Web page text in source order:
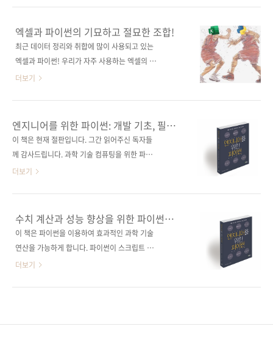
프로세스와 코드 품질 관리에까지 신경을 쓰기
되지 않아 소프트웨어 공학 지식을 갖추기가 어
렵습니다. 배우면 좋다는 건 알지만 업무 특성상
빠른 프로토타이핑이 요구되는 일도 많아, 배울
엄두 자체를 내지 못하는 거..
나다순)교보문고 / 구글북스 / 리디북스 / 알라
딘 / 예스이십사 출판사 제이펍저작권사 电子工
业出版社원서명 对比Excel，轻松学习
자명 장쥔홍역자명 이춘혁출판일 2021년 6월
17일페이지 328쪽시리즈 (없음)판 형 크라운판
24,000원ISBN 979-11-91600-11-7 (93000)
키워드 엑셀 / 파이썬 / 데이터 / 데이터 분석 /
데이터..
엑셀과 파이썬의 기묘하고 절묘한 조합!
최근 데이터 정리와 취합에 많이 사용되고 있는
엑셀과 파이썬! 우리가 자주 사용하는 엑셀의 데
이터 분석 기능을 파이썬으로도 구현할 수 있음
분석 업무를 할 수 있답니다. 오늘 소개하는 책에
서 그 놀라운 비법들을 확인해 보시기 바랍니다.
최강 크로스!! 현지에서 여러 우수 도서상과 독
한 최고의 한 권! (* 중국 현지 기준) 엑셀과 파이
썬의 비교를 통해 데이터 분석을 한결 쉽게 접근
일반적인 데이터 분석 프로세스를 중심으로 설
명합니다! 왜 엑셀과 파이썬을 비교하며 공부해
야 할까요? 하나만 가지고 할 때보다 훨씬 정밀
한 데이터..
더보기
엔지니어를 위한 파이썬: 개발 기초, 필수
라이브러리, 그리고 고속화
이 책은 현재 절판입니다. 그간 읽어주신 독자들
께 감사드립니다. 과학 기술 컴퓨팅을 위한 파이
썬 프로그래밍!연구와 개발을 위한 기본 문법과
のPython入門 ――開発基礎、必須ライブ
ラリ、高速化(원서 ISBN: 9784774183886)
저자명 나카쿠키 켄지역자명 심효섭출판일
판 형 (170*225*23)제 본 무선(soft cover)정
가 28,000원ISBN 979-11-88621-02-6
더보기
수치 계산과 성능 향상을 위한 파이썬
필수 라이브러리를 배우자!
이 책은 파이썬을 이용하여 효과적인 과학 기술
연산을 가능하게 합니다. 파이썬이 스크립트 언
어이기 때문에 C나 C++보다 느릴 것이라 생각
더보기